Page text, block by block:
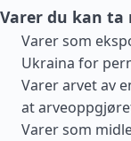
Varer du kan ta
Varer som
Ukraina for
Varer arvet av
at
Varer som